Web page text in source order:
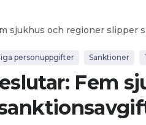
sjukhus och regioner slipper
personuppgifter Sanktioner
Fem